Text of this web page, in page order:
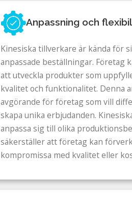
Anpassning och
Kinesiska tillverkare är kända för
anpassade beställningar. Företag
att utveckla produkter som
kvalitet och funktionalitet. Denna
avgörande för företag som vill
skapa unika erbjudanden.
anpassa sig till olika
säkerställer att företag kan
kompromissa med kvalitet eller